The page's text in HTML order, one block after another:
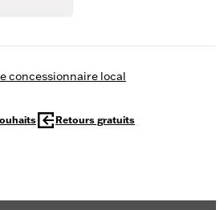
concessionnaire local
Retours gratuits